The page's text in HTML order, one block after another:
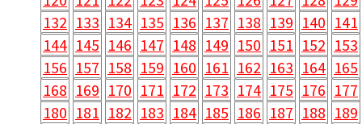
132 133 134 135 136 137 138 139 140 141
144 145 146 147 148 149 150 151 152 153
156 157 158 159 160 161 162 163 164 165
168 169 170 171 172 173 174 175 176 177
180 181 182 183 184 185 186 187 188 189